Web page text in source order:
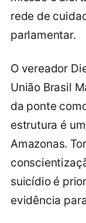
rede de
parlamentar.
O vereador
União Brasil
da ponte
estrutura é
Amazonas.
suicídio é
evidência